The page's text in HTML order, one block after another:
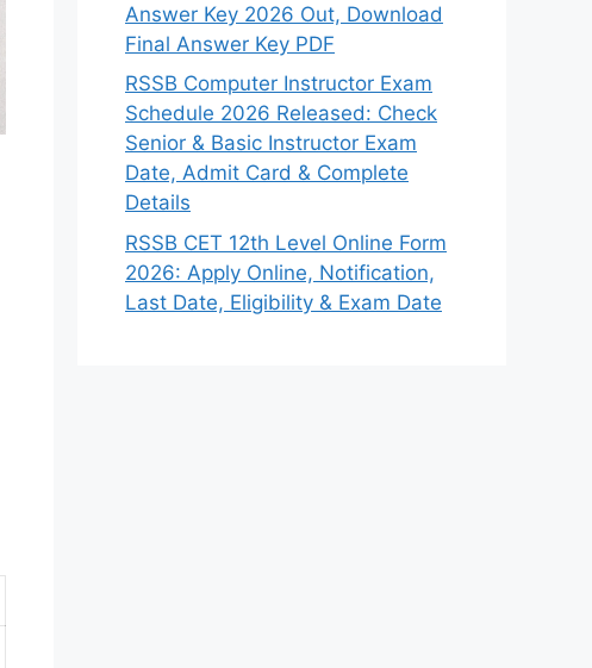
Answer Key 2026 Out, Download
Final Answer Key PDF
RSSB Computer Instructor Exam
Schedule 2026 Released: Check
Senior & Basic Instructor Exam
Date, Admit Card & Complete
Details
RSSB CET 12th Level Online Form
2026: Apply Online, Notification,
Last Date, Eligibility & Exam Date